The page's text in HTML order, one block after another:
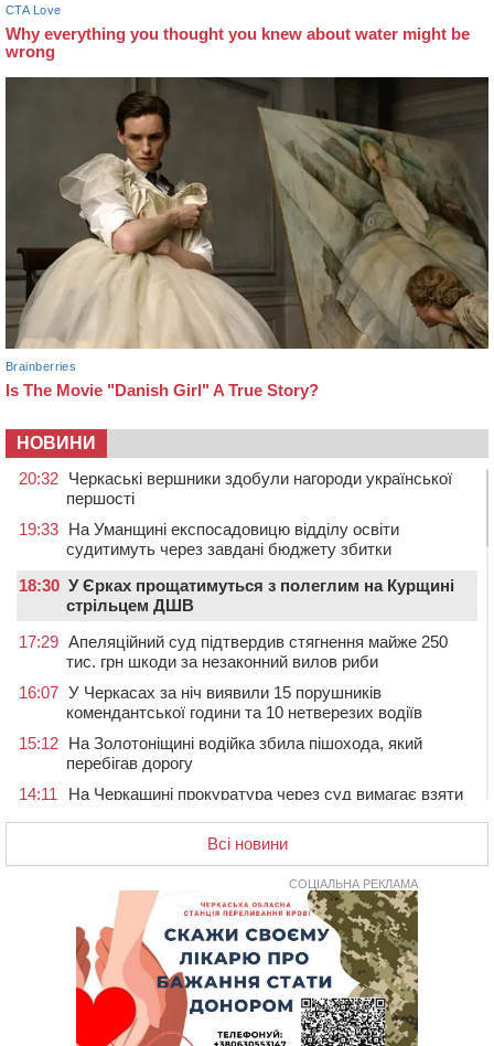
НОВИНИ
20:32 Черкаські вершники здобули нагороди української
першості
19:33 На Уманщині експосадовицю відділу освіти
судитимуть через завдані бюджету збитки
18:30 У Єрках прощатимуться з полеглим на Курщині
стрільцем ДШВ
17:29 Апеляційний суд підтвердив стягнення майже 250
тис. грн шкоди за незаконний вилов риби
16:07 У Черкасах за ніч виявили 15 порушників
комендантської години та 10 нетверезих водіїв
15:12 На Золотоніщині водійка збила пішохода, який
перебігав дорогу
14:11
На Черкащині прокуратура через суд вимагає взяти
У Смілі біля магазину під колесами вантажівки
загинула жінка
У Черкасах пропонують для приватизації
п’ятиповерховий об’єкт у центрі міста
Не вистачає стажу для пенсії: як його докупити та що
потрібно знати
У Черкасах виявили низку недоліків у гуртожитку, де
проживають ВПО
Всі новини
СОЦІАЛЬНА РЕКЛАМА